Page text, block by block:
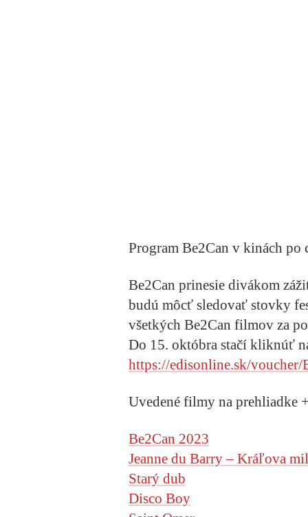
Program Be2Can v kinách po
Be2Can prinesie divákom
budú môcť sledovať stovky
všetkých Be2Can filmov za
Do 15. októbra stačí kliknúť
https://edisonline.sk/
Uvedené filmy na prehliadke
Be2Can 2023
Jeanne du Barry – Kráľova
Starý dub
Disco Boy